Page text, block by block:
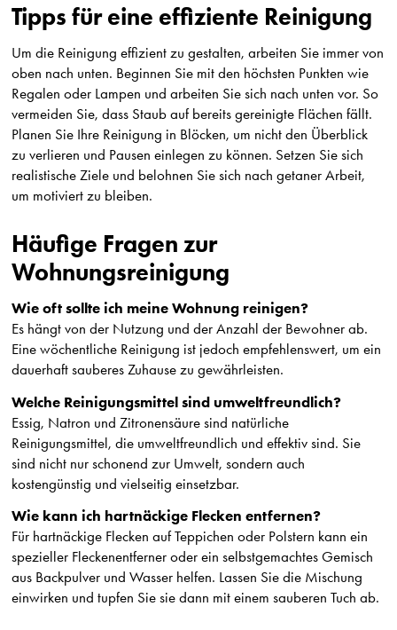
Tipps für eine effiziente Reinigung
Um die Reinigung effizient zu gestalten, arbeiten Sie immer von
oben nach unten. Beginnen Sie mit den höchsten Punkten wie
Regalen oder Lampen und arbeiten Sie sich nach unten vor. So
vermeiden Sie, dass Staub auf bereits gereinigte Flächen fällt.
Planen Sie Ihre Reinigung in Blöcken, um nicht den Überblick
zu verlieren und Pausen einlegen zu können. Setzen Sie sich
realistische Ziele und belohnen Sie sich nach getaner Arbeit,
um motiviert zu bleiben.
Häufige Fragen zur
Wohnungsreinigung
Wie oft sollte ich meine Wohnung reinigen?
Es hängt von der Nutzung und der Anzahl der Bewohner ab.
Eine wöchentliche Reinigung ist jedoch empfehlenswert, um ein
dauerhaft sauberes Zuhause zu gewährleisten.
Welche Reinigungsmittel sind umweltfreundlich?
Essig, Natron und Zitronensäure sind natürliche
Reinigungsmittel, die umweltfreundlich und effektiv sind. Sie
sind nicht nur schonend zur Umwelt, sondern auch
kostengünstig und vielseitig einsetzbar.
Wie kann ich hartnäckige Flecken entfernen?
Für hartnäckige Flecken auf Teppichen oder Polstern kann ein
spezieller Fleckenentferner oder ein selbstgemachtes Gemisch
aus Backpulver und Wasser helfen. Lassen Sie die Mischung
einwirken und tupfen Sie sie dann mit einem sauberen Tuch ab.